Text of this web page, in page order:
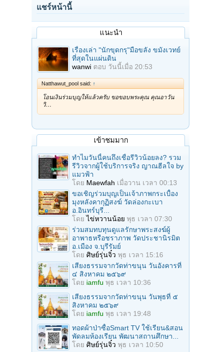
แชร์หน้านี้
แนะนำ
เรื่องเล่า "นักขุดกรุ"มือขลัง ขมังเวทย์
ที่สุดในแผ่นดิน
wanwi ตอบ วันนี้เมื่อ 20:53
Natthawut_pool said: ↑
โอนเงินร่วมบุญให้แล้วครับ ขอขอบพระคุณ คุณอาวัน
วิ…
เข้าชมมาก
ทำไมวันนี้คนถึงเชื่อรีวิวน้อยลง? รวม
รีวิวจากผู้ใช้บริการจริง ญาณฮีลใจ by
แมวฟ้า
โดย Maewfah เมื่อวาน เวลา 00:13
ขอเชิญร่วมบุญเป็นเจ้าภาพกระเบื้อง
มุงหลังคากุฏิสงฆ์ วัดล่องกะเบา
อ.อินทร์บุรี...
โดยไข่หวานน้อย พุธ เวลา 07:30
ร่วมสมทบทุนดูแลรักษาพระสงฆ์ผู้
อาพาธหรือชราภาพ วัดประชานิรมิต
อ.เมือง จ.บุรีรัมย์
โดย ศิษย์รุ่นจิ๋ว พุธ เวลา 15:16
เสียงธรรมจากวัดท่าขนุน วันอังคารที่
๔ สิงหาคม ๒๕๖๙
โดย iamfu พุธ เวลา 10:36
เสียงธรรมจากวัดท่าขนุน วันพุธที่ ๕
สิงหาคม ๒๕๖๙
โดย iamfu พุธ เวลา 19:48
ทอดผ้าป่าซื้อSmart TV ใช้เรียน&สอน
พัดลมห้องเรียน พัฒนาสถานศึกษา...
โดย ศิษย์รุ่นจิ๋ว พุธ เวลา 10:50